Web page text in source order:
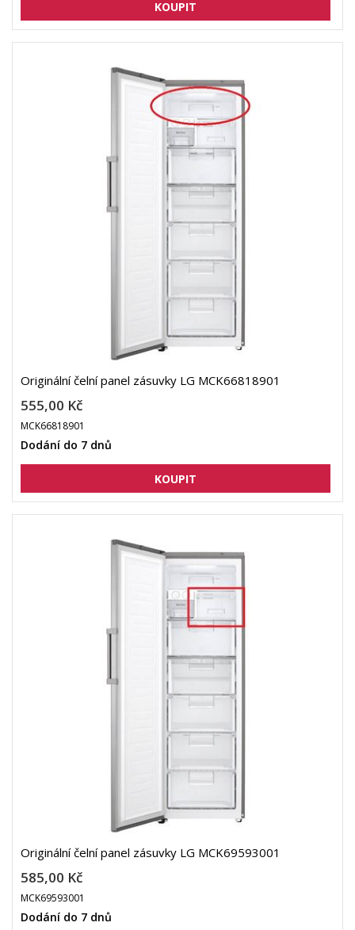
Originální čelní panel zásuvky LG MCK66818901
555,00 Kč
MCK66818901
Dodání do 7 dnů
Originální čelní panel zásuvky LG MCK69593001
585,00 Kč
MCK69593001
Dodání do 7 dnů